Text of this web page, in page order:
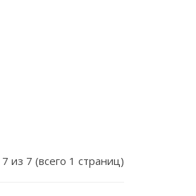
из 7 (всего 1 страниц)